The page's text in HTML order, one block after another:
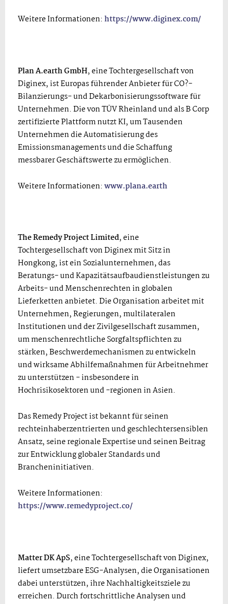
Weitere Informationen: https://www.diginex.com/
Plan A.earth GmbH, eine Tochtergesellschaft von
Diginex, ist Europas führender Anbieter für CO?-
Bilanzierungs- und Dekarbonisierungssoftware für
Unternehmen. Die von TÜV Rheinland und als B Corp
zertifizierte Plattform nutzt KI, um Tausenden
Unternehmen die Automatisierung des
Emissionsmanagements und die Schaffung
messbarer Geschäftswerte zu ermöglichen.
Weitere Informationen: www.plana.earth
The Remedy Project Limited, eine
Tochtergesellschaft von Diginex mit Sitz in
Hongkong, ist ein Sozialunternehmen, das
Beratungs- und Kapazitätsaufbaudienstleistungen zu
Arbeits- und Menschenrechten in globalen
Lieferketten anbietet. Die Organisation arbeitet mit
Unternehmen, Regierungen, multilateralen
Institutionen und der Zivilgesellschaft zusammen,
um menschenrechtliche Sorgfaltspflichten zu
stärken, Beschwerdemechanismen zu entwickeln
und wirksame Abhilfemaßnahmen für Arbeitnehmer
zu unterstützen - insbesondere in
Hochrisikosektoren und -regionen in Asien.
Das Remedy Project ist bekannt für seinen
rechteinhaberzentrierten und geschlechtersensiblen
Ansatz, seine regionale Expertise und seinen Beitrag
zur Entwicklung globaler Standards und
Brancheninitiativen.
Weitere Informationen:
https://www.remedyproject.co/
Matter DK ApS, eine Tochtergesellschaft von Diginex,
liefert umsetzbare ESG-Analysen, die Organisationen
dabei unterstützen, ihre Nachhaltigkeitsziele zu
erreichen. Durch fortschrittliche Analysen und